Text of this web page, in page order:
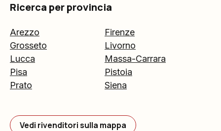
Ricerca per provincia
Arezzo
Firenze
Grosseto
Livorno
Lucca
Massa-Carrara
Pisa
Pistoia
Prato
Siena
Vedi rivenditori sulla mappa